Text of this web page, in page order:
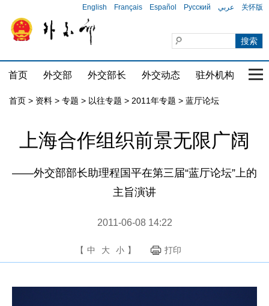
English Français Español Русский عربي 关怀版
首页 外交部 外交部长 外交动态 驻外机构 国
首页 > 资料 > 专题 > 以往专题 > 2011年专题 > 蓝厅论坛
上海合作组织前景无限广阔
——外交部部长助理程国平在第三届“蓝厅论坛”上的
主旨演讲
2011-06-08 14:22
【 中 大 小 】 打印